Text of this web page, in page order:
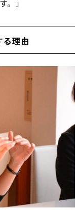
。」
る理由